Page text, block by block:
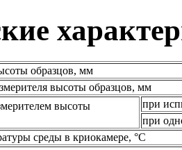
образцов, мм
высоты образцов, мм
высоты
при
при
среды в криокамере, °С